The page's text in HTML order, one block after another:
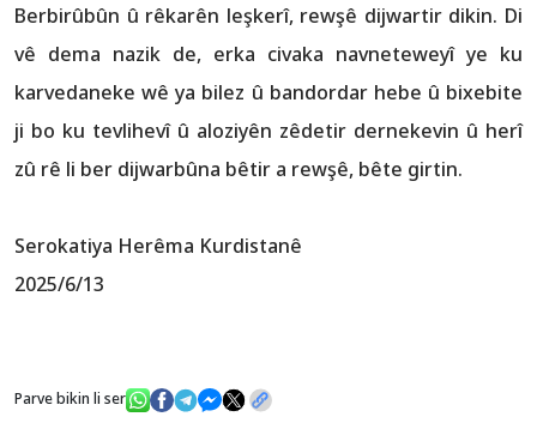
Berbirûbûn û rêkarên leşkerî, rewşê dijwartir dikin. Di
vê dema nazik de, erka civaka navneteweyî ye ku
karvedaneke wê ya bilez û bandordar hebe û bixebite
ji bo ku tevlihevî û aloziyên zêdetir dernekevin û herî
zû rê li ber dijwarbûna bêtir a rewşê, bête girtin.
Serokatiya Herêma Kurdistanê
2025/6/13
Parve bikin li ser